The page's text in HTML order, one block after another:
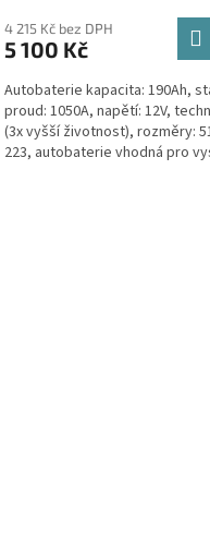
doručení nové
4 215 Kč bez DPH
5 100 Kč
Autobaterie kapacita: 190Ah,
proud: 1050A, napětí: 12V,
(3x vyšší životnost), rozměry:
223, autobaterie vhodná pro